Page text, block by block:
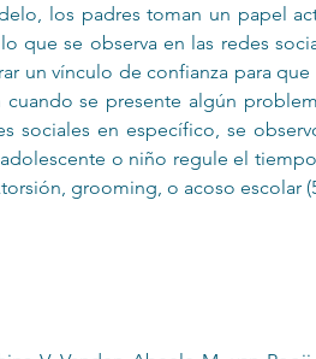
los padres toman un papel
que se observa en las redes
un vínculo de confianza para
cuando se presente algún
sociales en específico, se
o niño regule el
grooming, o acoso escolar